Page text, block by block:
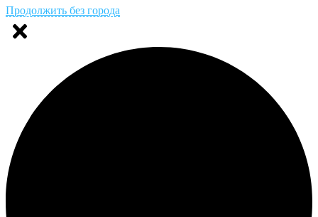
Продолжить без города